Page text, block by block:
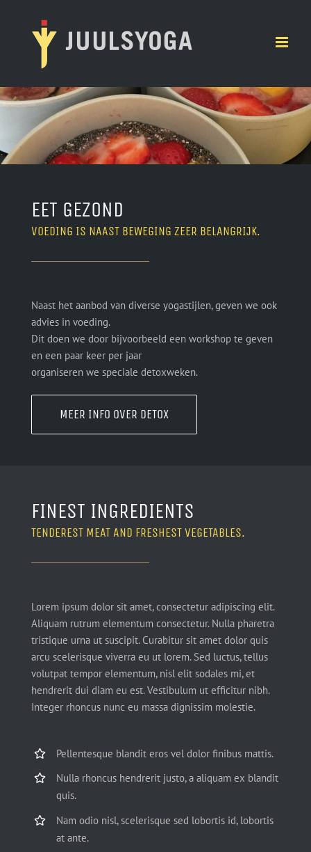
EET GEZOND
VOEDING IS NAAST BEWEGING ZEER BELANGRIJK.
Naast het aanbod van diverse yogastijlen, geven we ook
advies in voeding.
Dit doen we door bijvoorbeeld een workshop te geven
en een paar keer per jaar
organiseren we speciale detoxweken.
MEER INFO OVER DETOX
FINEST INGREDIENTS
TENDEREST MEAT AND FRESHEST VEGETABLES.
Lorem ipsum dolor sit amet, consectetur adipiscing elit.
Aliquam rutrum elementum consectetur. Nulla pharetra
tristique urna ut suscipit. Curabitur sit amet dolor quis
arcu scelerisque viverra eu ut lorem. Sed luctus, tellus
volutpat tempor elementum, nisl elit sodales mi, et
hendrerit dui diam eu est. Vestibulum ut efficitur nibh.
Integer rhoncus nunc eu massa dignissim molestie.
Pellentesque blandit eros vel dolor finibus mattis.
Nulla rhoncus hendrerit justo, a aliquam ex blandit
quis.
Nam odio nisl, scelerisque sed lobortis id, lobortis
at ante.